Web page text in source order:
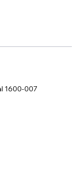
1600-007